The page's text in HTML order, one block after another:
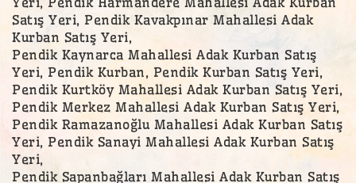
Satış Yeri, Pendik Kavakpınar Mahallesi Adak
Kurban Satış Yeri,
Pendik Kaynarca Mahallesi Adak Kurban Satış
Yeri, Pendik Kurban, Pendik Kurban Satış Yeri,
Pendik Kurtköy Mahallesi Adak Kurban Satış Yeri,
Pendik Merkez Mahallesi Adak Kurban Satış Yeri,
Pendik Ramazanoğlu Mahallesi Adak Kurban Satış
Yeri, Pendik Sanayi Mahallesi Adak Kurban Satış
Yeri,
Pendik Sapanbağları Mahallesi Adak Kurban Satış